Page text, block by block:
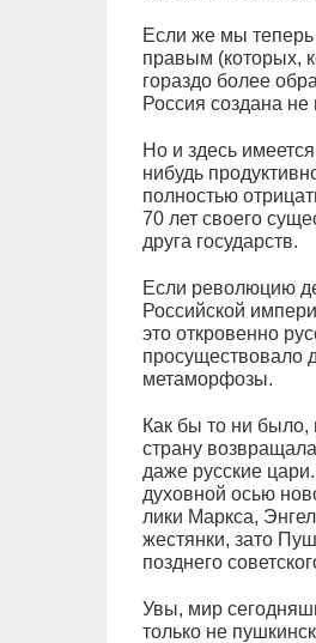
Если же мы
правым (которых,
гораздо более
Россия создана
Но и здесь
нибудь
полностью
70 лет своего
друга государств.
Если революцию
Российской
это откровенно
просуществовало
метаморфозы.
Как бы то ни было,
страну
даже русские
духовной осью
лики Маркса,
жестянки, зато
позднего
Увы, мир
только не